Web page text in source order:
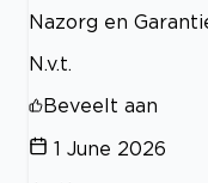
Nazorg en
N.v.t.
Beveelt aan
1 June 2026